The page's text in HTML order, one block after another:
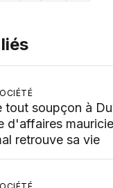
tout soupçon à
d'affaires
retrouve sa vie